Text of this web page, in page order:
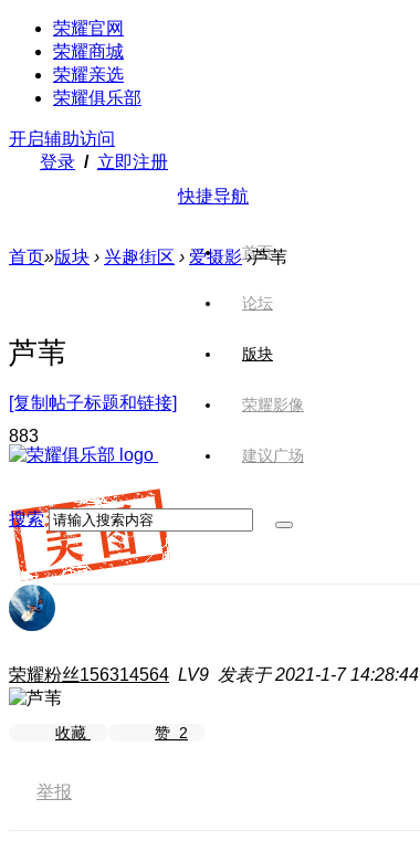
荣耀官网
荣耀商城
荣耀亲选
荣耀俱乐部
开启辅助访问
登录 / 立即注册
快捷导航
首页
论坛
版块
荣耀影像
建议广场
搜索
首页»版块 › 兴趣街区 › 爱摄影 ›芦苇
芦苇
[复制帖子标题和链接]
883
荣耀粉丝156314564 LV9 发表于 2021-1-7 14:28:44
收藏 赞 2
举报